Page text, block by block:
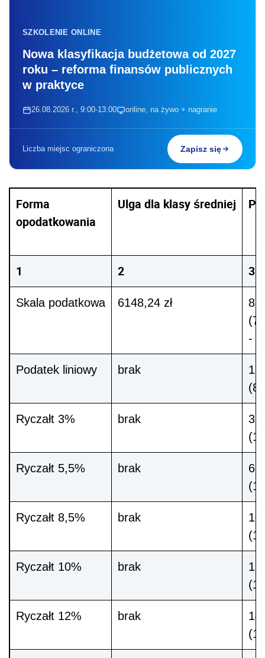
SZKOLENIE ONLINE
Nowa klasyfikacja budżetowa od 2027
roku – reforma finansów publicznych
w praktyce
26.08.2026 r., 9:00-13:00 online, na żywo + nagranie
Liczba miejsc ograniczona Zapisz się
Forma
opodatkowania
Ulga dla klasy średniej
1 2 3
Skala podatkowa 6148,24 zł
-
Podatek liniowy brak
15
Ryczałt 3% brak
Ryczałt 5,5% brak
Ryczałt 8,5% brak
10
Ryczałt 10% brak
12
Ryczałt 12% brak
14